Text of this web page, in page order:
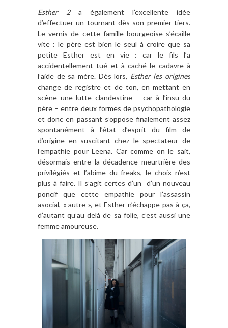
Esther 2a également l’excellente idée
d’effectuer un tournant dès son premier tiers.
Le vernis de cette famille bourgeoise s’écaille
vite : le père est bien le seul à croire que sa
petite Esther est en vie : car le fils l’a
accidentellement tué et à caché le cadavre à
l’aide de sa mère. Dès lors, Esther les origines
change de registre et de ton, en mettant en
scène une lutte clandestine – car à l’insu du
père – entre deux formes de psychopathologie
et donc en passant s’oppose finalement assez
spontanément à l’état d’esprit du film de
d’origine en suscitant chez le spectateur de
l’empathie pour Leena. Car comme on le sait,
désormais entre la décadence meurtrière des
privilégiés et l’abîme du freaks, le choix n’est
plus à faire. Il s’agit certes d’un d’un nouveau
poncif que cette empathie pour l’assassin
asocial, « autre », et Esther n’échappe pas à ça,
d’autant qu’au delà de sa folie, c’est aussi une
femme amoureuse.